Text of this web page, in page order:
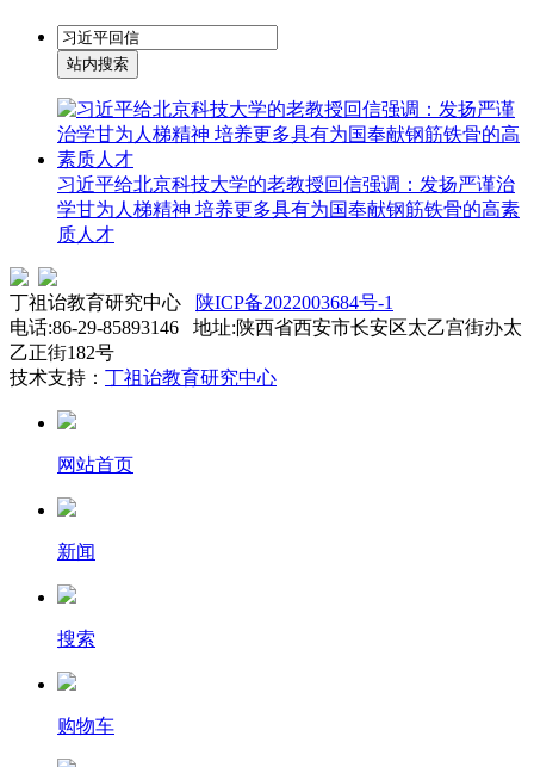
习近平给北京科技大学的老教授回信强调：发扬严谨治
学甘为人梯精神 培养更多具有为国奉献钢筋铁骨的高素
质人才
丁祖诒教育研究中心
陕ICP备2022003684号-1
电话:86-29-85893146 地址:陕西省西安市长安区太乙宫街办太
乙正街182号
技术支持： 丁祖诒教育研究中心
网站首页
新闻
搜索
购物车